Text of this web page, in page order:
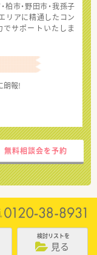
柏市・野田市・我孫子
リアに精通したコン
でサポートいたしま
朗報!
無料相談会を予約
検討リストを
見る